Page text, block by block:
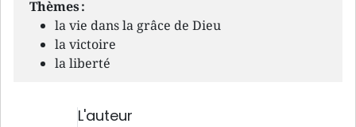
Thèmes :
la vie dans la grâce de Dieu
la victoire
la liberté
L'auteur